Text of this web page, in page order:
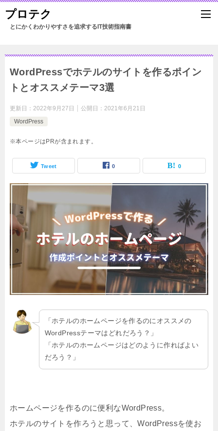
プロテク
WordPressでホテルのサイトを作るポイン
トとオススメテーマ3選
更新日： 2022年9月27日 公開日： 2021年6月21日
WordPress
※本ページはPRが含まれます。
Tweet 0 0
「ホテルのホームページを作るのにオススメの
WordPressテーマはどれだろう？」
「ホテルのホームページはどのように作ればよい
だろう？」
ホームページを作るのに便利なWordPress。
ホテルのサイトを作ろうと思って、WordPressを使お